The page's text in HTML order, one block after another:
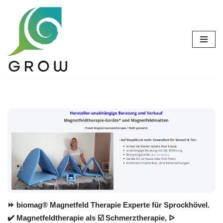
Zum
springen
⏩ biomag® Magnetfeld Therapie Experte für Sprockhövel.
✔️ Magnetfeldtherapie als ☑️ Schmerztherapie, ᐅ